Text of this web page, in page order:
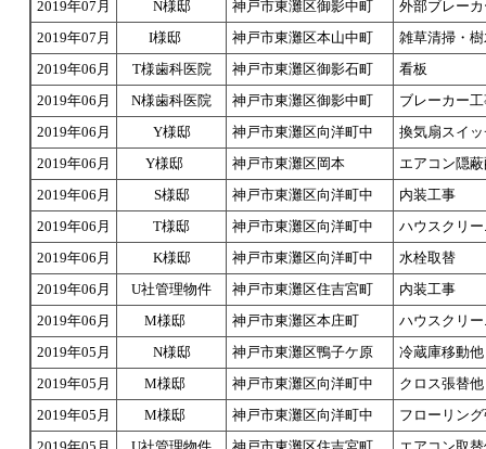
2019年07月
N様邸 神戸市東灘区御影中町
外部ブレー
2019年07月
I様邸 神戸市東灘区本山中町
雑草清掃・
2019年06月
T様歯科医院 神戸市東灘区御影石町
看板
2019年06月
N様歯科医院 神戸市東灘区御影中町
ブレーカー
2019年06月
Y様邸 神戸市東灘区向洋町中
換気扇スイ
2019年06月
Y様邸 神戸市東灘区岡本
エアコン隠
2019年06月
S様邸 神戸市東灘区向洋町中
内装工事
2019年06月
T様邸 神戸市東灘区向洋町中
ハウスクリ
2019年06月
K様邸 神戸市東灘区向洋町中
水栓取替
2019年06月
U社管理物件 神戸市東灘区住吉宮町
内装工事
2019年06月
M様邸 神戸市東灘区本庄町
ハウスクリ
2019年05月
N様邸 神戸市東灘区鴨子ケ原
冷蔵庫移動他
2019年05月
M様邸 神戸市東灘区向洋町中
クロス張替他
2019年05月
M様邸 神戸市東灘区向洋町中
フローリン